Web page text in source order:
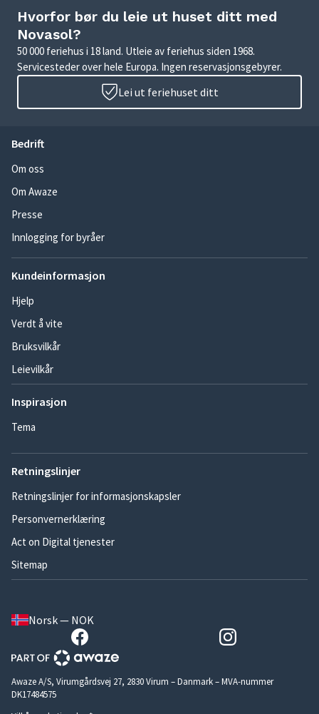
Hvorfor bør du leie ut huset ditt med
Novasol?
50 000 feriehus i 18 land. Utleie av feriehus siden 1968.
Servicesteder over hele Europa. Ingen reservasjonsgebyrer.
Lei ut feriehuset ditt
Bedrift
Om oss
Om Awaze
Presse
Innlogging for byråer
Kundeinformasjon
Hjelp
Verdt å vite
Bruksvilkår
Leievilkår
Inspirasjon
Tema
Retningslinjer
Retningslinjer for informasjonskapsler
Personvernerklæring
Act on Digital tjenester
Sitemap
Norsk — NOK
Awaze A/S, Virumgårdsvej 27, 2830 Virum – Danmark – MVA-nummer
DK17484575